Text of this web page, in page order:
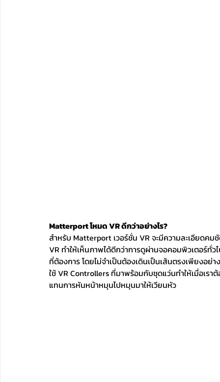
Matterport โหมด VR ดีกว่าอย่างไร?
สำหรับ Matterport เวอร์ชั่น VR จะมีความละเอียดค
VR ทำให้เห็นภาพได้ดีกว่าการดูผ่านจอคอมพิวเตอร์ทั่ว
ที่ต้องการ โดยไม่จำเป็นต้องเดินเป็นเส้นตรงเพียงอย่
ใช้ VR Controllers ที่มาพร้อมกับชุดแว่นทำให้เมื่อเ
แทนการหันหน้าหมุนไปหมุนมาให้เวียนหัว